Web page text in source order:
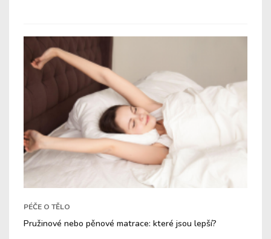
PÉČE O TĚLO
Pružinové nebo pěnové matrace: které jsou lepší?